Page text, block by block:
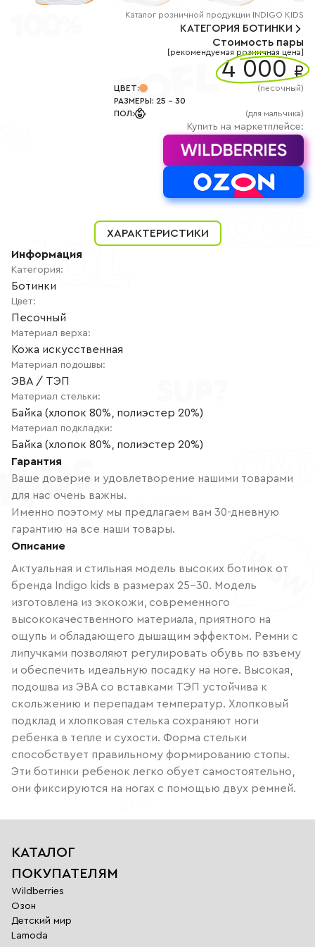
+7
Каталог розничной продукции INDIGO KIDS
КАТЕГОРИЯ БОТИНКИ
Стоимость пары
[рекомендуемая розничная цена]
4 000 ₽
ЦВЕТ: (песочный)
РАЗМЕРЫ: 25 - 30
ПОЛ: (для мальчика)
Купить на маркетплейсе:
ХАРАКТЕРИСТИКИ
Информация
Категория:
Ботинки
Цвет:
Песочный
Материал верха:
Кожа искусственная
Материал подошвы:
ЭВА / ТЭП
Материал стельки:
Байка (хлопок 80%, полиэстер 20%)
Материал подкладки:
Байка (хлопок 80%, полиэстер 20%)
Гарантия
Ваше доверие и удовлетворение нашими товарами
для нас очень важны.
Именно поэтому мы предлагаем вам 30-дневную
гарантию на все наши товары.
Описание
Актуальная и стильная модель высоких ботинок от
бренда Indigo kids в размерах 25-30. Модель
изготовлена из экокожи, современного
высококачественного материала, приятного на
ощупь и обладающего дышащим эффектом. Ремни с
липучками позволяют регулировать обувь по взъему
и обеспечить идеальную посадку на ноге. Высокая,
подошва из ЭВА со вставками ТЭП устойчива к
скольжению и перепадам температур. Хлопковый
подклад и хлопковая стелька сохраняют ноги
ребенка в тепле и сухости. Форма стельки
способствует правильному формированию стопы.
Эти ботинки ребенок легко обует самостоятельно,
они фиксируются на ногах с помощью двух ремней.
КАТАЛОГ
ПОКУПАТЕЛЯМ
Wildberries
Озон
Детский мир
Lamoda